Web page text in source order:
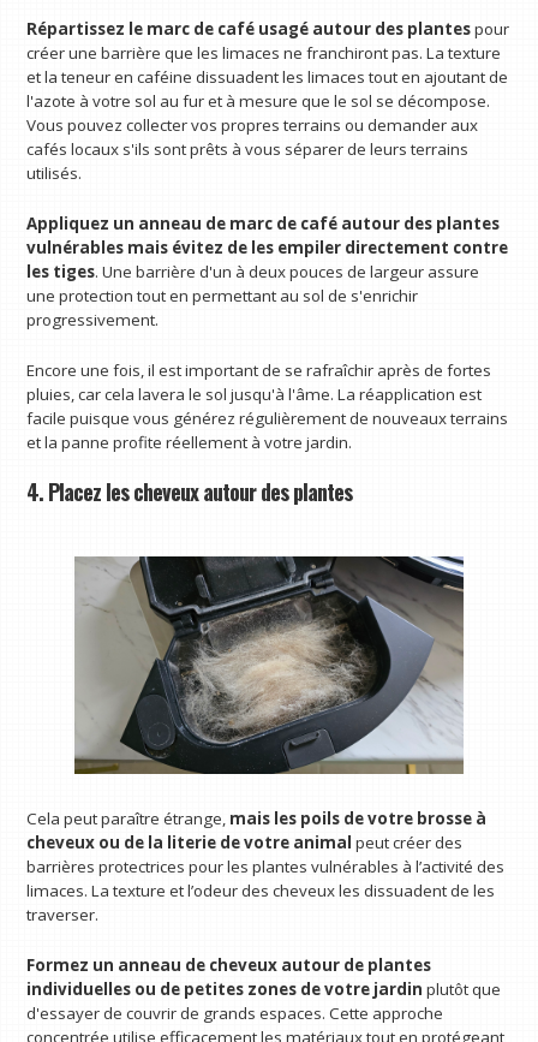
Répartissez le marc de café usagé autour des plantespour
créer une barrière que les limaces ne franchiront pas. La texture
et la teneur en caféine dissuadent les limaces tout en ajoutant de
l'azote à votre sol au fur et à mesure que le sol se décompose.
Vous pouvez collecter vos propres terrains ou demander aux
cafés locaux s'ils sont prêts à vous séparer de leurs terrains
utilisés.
Appliquez un anneau de marc de café autour des plantes
vulnérables mais évitez de les empiler directement contre
les tiges. Une barrière d'un à deux pouces de largeur assure
une protection tout en permettant au sol de s'enrichir
progressivement.
Encore une fois, il est important de se rafraîchir après de fortes
pluies, car cela lavera le sol jusqu'à l'âme. La réapplication est
facile puisque vous générez régulièrement de nouveaux terrains
et la panne profite réellement à votre jardin.
4. Placez les cheveux autour des plantes
Cela peut paraître étrange, mais les poils de votre brosse à
cheveux ou de la literie de votre animalpeut créer des
barrières protectrices pour les plantes vulnérables à l’activité des
limaces. La texture et l’odeur des cheveux les dissuadent de les
traverser.
Formez un anneau de cheveux autour de plantes
individuelles ou de petites zones de votre jardin plutôt que
d'essayer de couvrir de grands espaces. Cette approche
concentrée utilise efficacement les matériaux tout en protégeant